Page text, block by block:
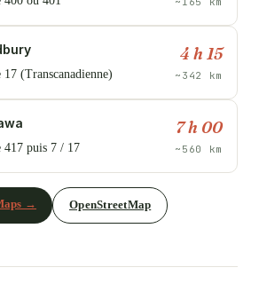
(Transcanadienne)
4 h 15
~342 km
417 puis 7 / 17
7 h 00
~560 km
→ OpenStreetMap